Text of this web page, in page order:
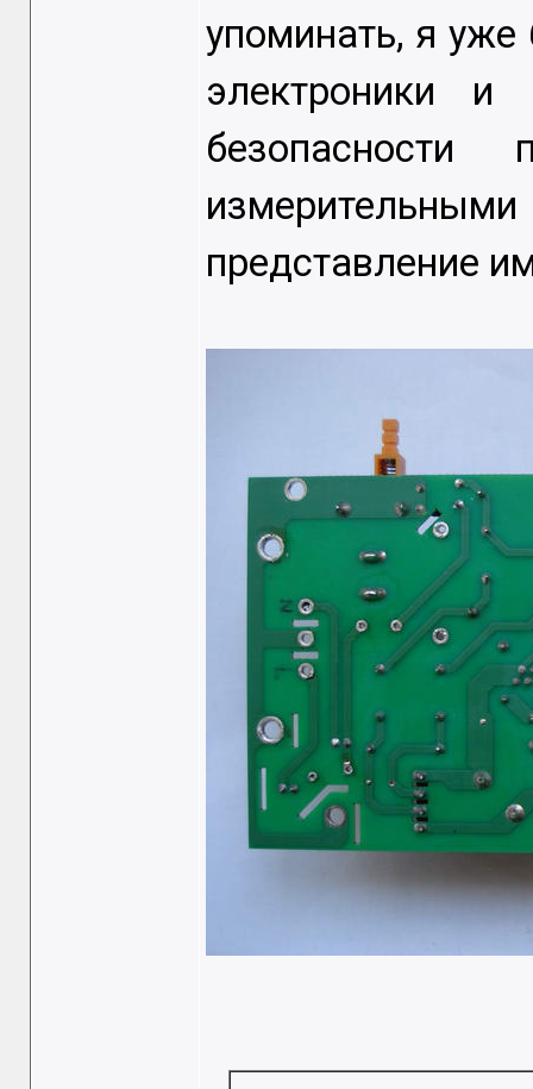
упоминать, я
электроники и
представление